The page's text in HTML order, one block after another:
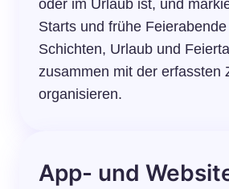
oder im Urlaub ist, und
Starts und frühe
Schichten, Urlaub und
zusammen mit der erfassten
organisieren.
App- und